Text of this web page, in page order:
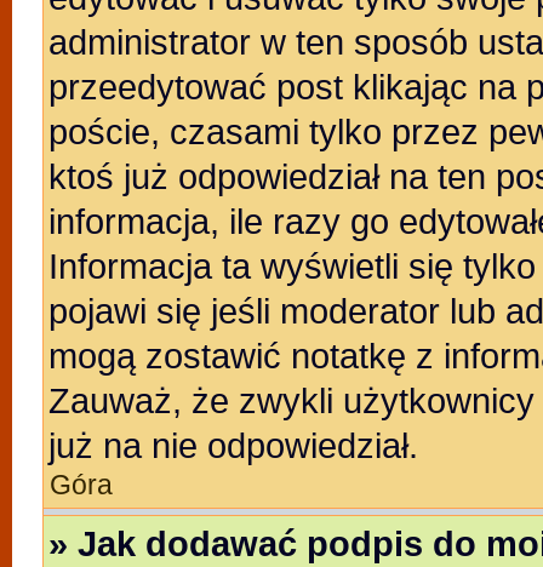
administrator w ten sposób
przeedytować post klikając na
poście, czasami tylko przez
ktoś już odpowiedział na ten
informacja, ile razy go
Informacja ta wyświetli się
pojawi się jeśli moderator lub
mogą zostawić notatkę z
Zauważ, że zwykli
już na nie odpowiedział.
Góra
» Jak dodawać podpis do